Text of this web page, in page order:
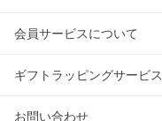
会員サービスについて
ギフトラッピングサービス
お問い合わせ